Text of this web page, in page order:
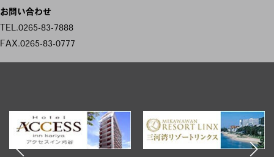
ビ
ゲ
ー
ン
お問い合わせ
TEL.0265-83-7888
FAX.0265-83-0777